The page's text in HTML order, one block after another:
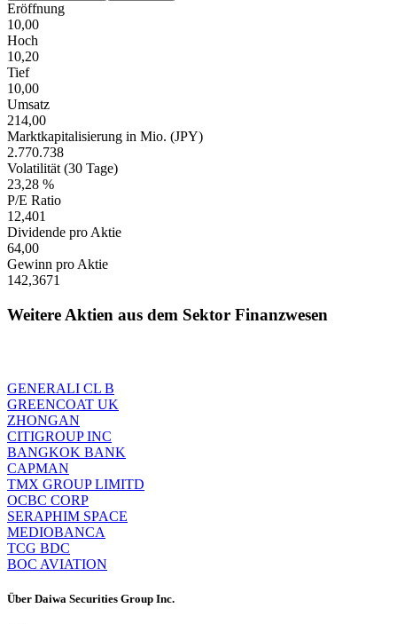
Eröffnung
10,00
Hoch
10,20
Tief
10,00
Umsatz
214,00
Marktkapitalisierung in Mio. (JPY)
2.770.738
Volatilität (30 Tage)
23,28 %
P/E Ratio
12,401
Dividende pro Aktie
64,00
Gewinn pro Aktie
142,3671
Weitere Aktien aus dem Sektor Finanzwesen
GENERALI CL B
GREENCOAT UK
ZHONGAN
CITIGROUP INC
BANGKOK BANK
CAPMAN
TMX GROUP LIMITD
OCBC CORP
SERAPHIM SPACE
MEDIOBANCA
TCG BDC
BOC AVIATION
Über Daiwa Securities Group Inc.